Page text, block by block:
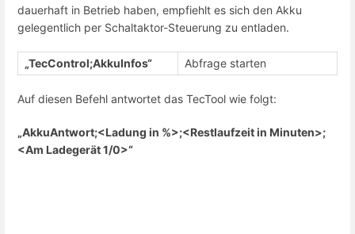
dauerhaft in Betrieb haben, empfiehlt es sich den Akku
gelegentlich per Schaltaktor-Steuerung zu entladen.
„TecControl;AkkuInfos“ Abfrage starten
Auf diesen Befehl antwortet das TecTool wie folgt:
„AkkuAntwort;<Ladung in %>;<Restlaufzeit in Minuten>;
<Am Ladegerät 1/0>“